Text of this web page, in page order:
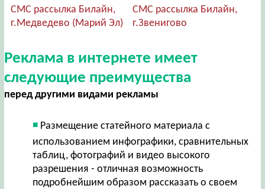
СМС рассылка Билайн,
г.Медведево (Марий Эл)
СМС рассылка Билайн,
г.Звенигово
Реклама в интернете имеет
следующие преимущества
перед другими видами рекламы
Размещение статейного материала с
использованием инфографики, сравнительных
таблиц, фотографий и видео высокого
разрешения - отличная возможность
подробнейшим образом рассказать о своем